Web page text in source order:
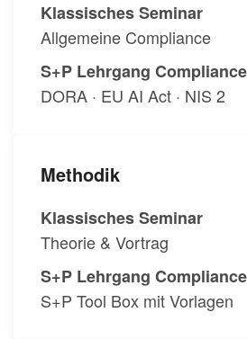
Klassisches Seminar
Allgemeine Compliance
S+P Lehrgang
DORA · EU AI Act · NIS 2
Methodik
Klassisches Seminar
Theorie & Vortrag
S+P Lehrgang
S+P Tool Box mit Vorlagen